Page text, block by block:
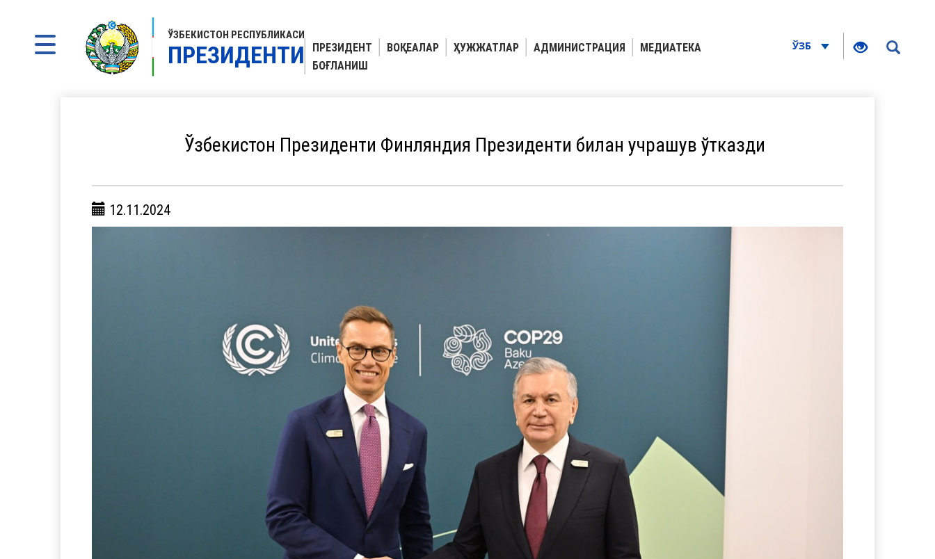
ЎЗБЕКИСТОН РЕСПУБЛИКАСИ
ПРЕЗИДЕНТИ ПРЕЗИДЕНТ ВОҚЕАЛАР ҲУЖЖАТЛАР АДМИНИСТРАЦИЯ
МЕДИАТЕКА
БОҒЛАНИШ
ЎЗБ
Ўзбекистон Президенти Финляндия Президенти билан учрашув ўтказди
12.11.2024